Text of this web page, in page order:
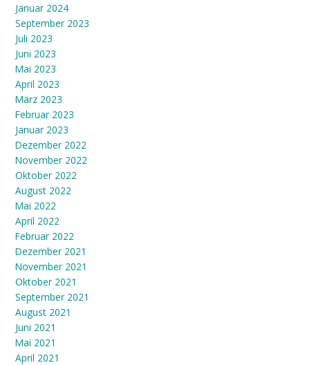
Januar 2024
September 2023
Juli 2023
Juni 2023
Mai 2023
April 2023
März 2023
Februar 2023
Januar 2023
Dezember 2022
November 2022
Oktober 2022
August 2022
Mai 2022
April 2022
Februar 2022
Dezember 2021
November 2021
Oktober 2021
September 2021
August 2021
Juni 2021
Mai 2021
April 2021